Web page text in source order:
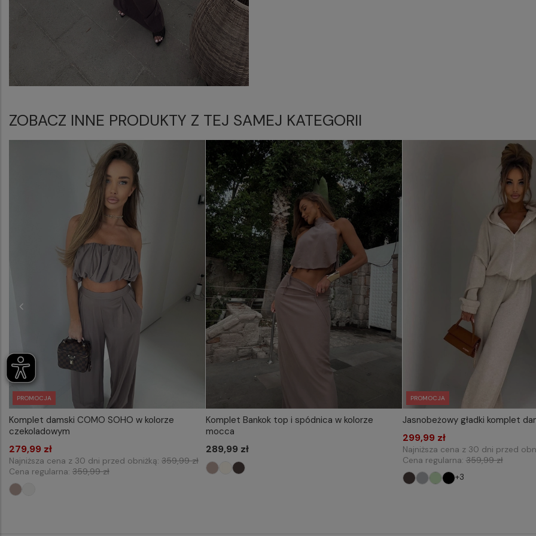
ZOBACZ INNE PRODUKTY Z TEJ SAMEJ KATEGORII
PROMOCJA
WYBIERZ ROZMIAR DO KOSZYKA
Komplet damski COMO SOHO w kolorze
czekoladowym
279,99 zł
Najniższa cena z 30 dni przed obniżką: 359,99 zł
Cena regularna: 359,99 zł
WYBIERZ ROZMIAR DO KOSZYKA
Komplet Bankok top i spódnica w kolorze
mocca
289,99 zł
PROMOCJA
WYBIERZ ROZMIAR DO
Jasnobeżowy gładki komplet
299,99 zł
Najniższa cena z 30 dni przed
Cena regularna:359,99 zł
+3